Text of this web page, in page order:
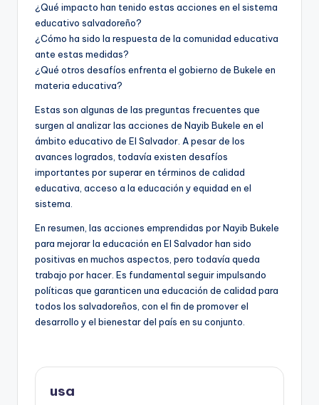
¿Qué impacto han tenido estas acciones en el sistema
educativo salvadoreño?
¿Cómo ha sido la respuesta de la comunidad educativa
ante estas medidas?
¿Qué otros desafíos enfrenta el gobierno de Bukele en
materia educativa?
Estas son algunas de las preguntas frecuentes que
surgen al analizar las acciones de Nayib Bukele en el
ámbito educativo de El Salvador. A pesar de los
avances logrados, todavía existen desafíos
importantes por superar en términos de calidad
educativa, acceso a la educación y equidad en el
sistema.
En resumen, las acciones emprendidas por Nayib Bukele
para mejorar la educación en El Salvador han sido
positivas en muchos aspectos, pero todavía queda
trabajo por hacer. Es fundamental seguir impulsando
políticas que garanticen una educación de calidad para
todos los salvadoreños, con el fin de promover el
desarrollo y el bienestar del país en su conjunto.
usa